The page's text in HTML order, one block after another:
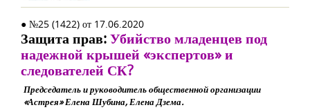
● №25 (1422) от 17.06.2020
Защита прав:Убийство младенцев под
надежной крышей «экспертов» и
следователей СК?
Председатель и руководитель общественной организации
«Астрея» Елена Шубина, Елена Дзема.